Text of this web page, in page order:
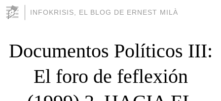
INFOKRISIS, EL BLOG DE ERNEST MILÀ
Documentos Políticos III:
El foro de feflexión